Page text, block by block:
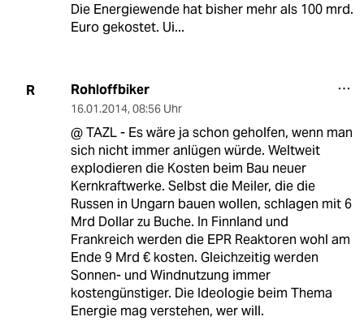
Die Energiewende hat bisher mehr als 100 mrd.
Euro gekostet. Ui...
R Rohloffbiker
16.01.2014, 08:56 Uhr
@ TAZL - Es wäre ja schon geholfen, wenn man
sich nicht immer anlügen würde. Weltweit
explodieren die Kosten beim Bau neuer
Kernkraftwerke. Selbst die Meiler, die die
Russen in Ungarn bauen wollen, schlagen mit 6
Mrd Dollar zu Buche. In Finnland und
Frankreich werden die EPR Reaktoren wohl am
Ende 9 Mrd € kosten. Gleichzeitig werden
Sonnen- und Windnutzung immer
kostengünstiger. Die Ideologie beim Thema
Energie mag verstehen, wer will.